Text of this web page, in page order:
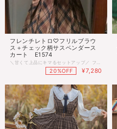
フレンチレトロ♡フリルブラウ
ス＋チェック柄サスペンダース
カート E1574
＼甘くて上品にキマるセットアップ／ フリルブラウス×チェック柄サスペンダースカートのセットアップ♡ 英国風レトロチェックで甘さとクラシカルな雰囲気をプラス♪ お出かけやカフェデートにぴったりなガーリースタイルです◎ ■サイズ ・ブラウス Ｓ：着丈53cm 胸囲86cm 袖丈60cm Ｍ：着丈54cm 胸囲90cm 袖丈61cm Ｌ：着丈55cm 胸囲94cm 袖丈62cm ・スカート Ｓ：着丈117cm 腰囲64cm Ｍ：着丈118cm 腰囲68cm Ｌ：着丈119cm 腰囲72cm ※多少の差がございます。目安とお考え下さい。 ■カラー 画像参照 ◌◍.......................................................................⿻*.· ※ご注文確定(ご決済)後、到着まで【10日前後】のお時間をいただいております。 (※商品の状況によっては、最大3週間前後かかる場合もございます。) 1日でも早くお客様のもとに届くよう手配させていただきます。 ・沖縄離島は送料プラス1500円頂戴しております。 ・こちらは海外のインポート品となります。 ・海外製のため、つくりがあまい場合があります。 ・お手持ちのスマートフォンの画面により商品の色に若干の差がございます。 ・イメージ違いやサイズ交換等、お客さまご都合による交換、返品は対応出来かねる場合がございます。 ◌◍.......................................................................⿻*.·
20%OFF ¥7,280